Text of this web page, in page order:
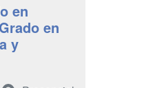
en
en
y